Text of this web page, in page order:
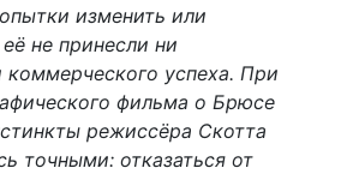
изменить или
не принесли ни
коммерческого успеха. При
фильма о Брюсе
режиссёра Скотта
точными: отказаться от